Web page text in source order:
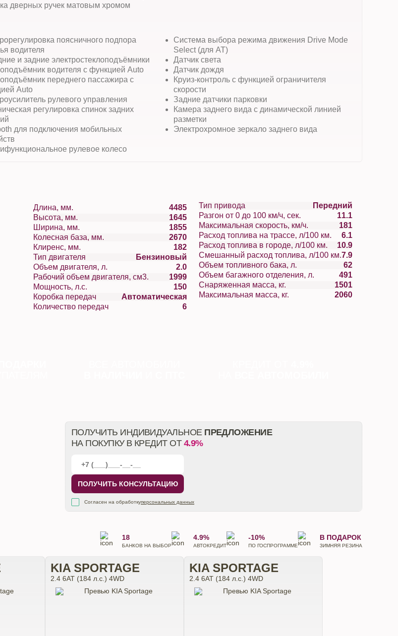
дверных ручек матовым хромом
поясничного подпора
водителя
и задние электростеклоподъёмники
водителя c функцией Auto
переднего пассажира c
Auto
рулевого управления
регулировка спинок задних
для подключения мобильных
рулевое колесо
Система выбора режима движения Drive Mode
Select (для АТ)
Датчик света
Датчик дождя
Круиз-контроль с функцией ограничителя
скорости
Задние датчики парковки
Камера заднего вида с динамической линией
разметки
Электрохромное зеркало заднего вида
Длина, мм.
4485
Высота, мм.
1645
Ширина, мм.
1855
Колесная база, мм.
2670
Клиренс, мм.
182
Тип двигателя
Бензиновый
Объем двигателя, л.
2.0
Рабочий объем двигателя, см3.
1999
Мощность, л.с.
150
Коробка передач
Автоматическая
Количество передач
6
Тип привода
Передний
Разгон от 0 до 100 км/ч, сек.
11.1
Максимальная скорость, км/ч.
181
Расход топлива на трассе, л/100 км.
6.1
Расход топлива в городе, л/100 км.
10.9
Смешанный расход топлива, л/100 км.7.9
Объем топливного бака, л.
62
Объем багажного отделения, л.
491
Снаряженная масса, кг.
1501
Максимальная масса, кг.
2060
ПОЛУЧИТЬ ИНДИВИДУАЛЬНОЕ ПРЕДЛОЖЕНИЕ
НА ПОКУПКУ В КРЕДИТ ОТ 4.9%
ПОЛУЧИТЬ КОНСУЛЬТАЦИЮ
Согласен на обработкуперсональных данных
18
БАНКОВ НА ВЫБОР
4.9%
АВТОКРЕДИТ
-10%
ПО ГОСПРОГРАММЕ
В ПОДАРОК
ЗИМНЯЯ РЕЗИНА
KIA SPORTAGE
2.4 6АТ (184 л.с.) 4WD
KIA SPORTAGE
2.4 6АТ (184 л.с.) 4WD